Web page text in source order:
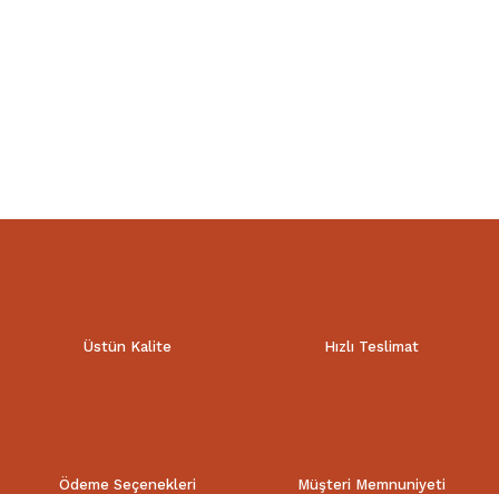
Üstün Kalite Hızlı Teslimat
Ödeme Seçenekleri Müşteri Memnuniyeti